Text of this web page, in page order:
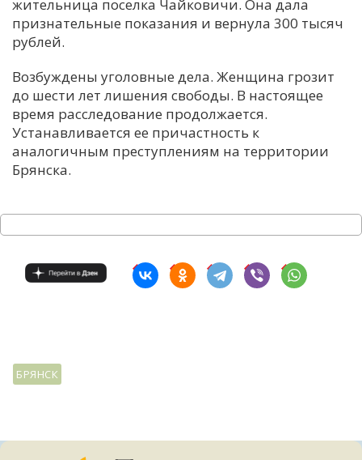
жительница поселка Чайковичи. Она дала
признательные показания и вернула 300 тысяч
рублей.
Возбуждены уголовные дела. Женщина грозит
до шести лет лишения свободы. В настоящее
время расследование продолжается.
Устанавливается ее причастность к
аналогичным преступлениям на территории
Брянска.
БРЯНСК